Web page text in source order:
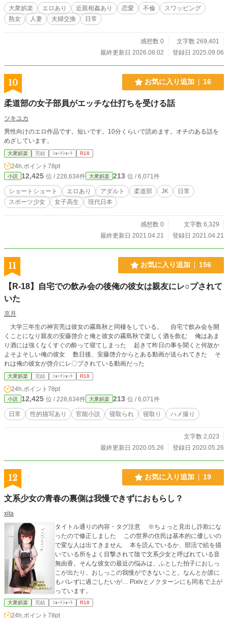
であり、獣なのだ。 それでは、わたしの官能小説を お楽しみ
下さい。
大衆娯楽 エロあり 近親相姦あり 恋愛 不倫
スワッピング
熟女
人妻 夫婦交換 日常
感想数 0
文字数 269,401
最終更新日 2026.08.02
登録日 2025.09.06
10 お気に入り追加 16
柔道部の女子部員がエッチな仕打ちを受ける話
ツキユカ
男性向けのエロ作品です。短いです。10分くらいで読めます。オチのある話を
めざしています。
大衆娯楽 完結 ｼｮｰﾄｼｮｰﾄ R18
24h.ポイント 78pt
小説 12,425 位 / 228,634件 大衆娯楽 213 位 / 6,071件
ショートショート エロあり アダルト 柔道部 JK
日常
スポーツ少女
女子高生 現代日本
感想数 0
文字数 6,329
最終更新日 2021.04.21
登録日 2021.04.21
11 お気に入り追加 156
【R-18】自宅での飲み会の後俺の彼女は親友にレ○プされて
いた
京月
大学三年生の神宮亮は彼女の霧島秋と同棲をしている。 自宅で飲み会を開
くことになり親友の安藤啓介と俺と彼女の霧島秋で楽しく酒を飲む 俺はあま
り酒には強くなくすぐの酔って寝てしまった 起きて昨日の事を聞くと何故か
よそよそしい俺の彼女 数日後、安藤啓介からとある動画が送られてきた そ
大衆娯楽 完結 ｼｮｰﾄｼｮｰﾄ R18
24h.ポイント 78pt
小説 12,425 位 / 228,634件 大衆娯楽 213 位 / 6,071件
日常 性的描写あり 官能小説 寝取られ 寝取り ハメ撮り
文字数 2,023
最終更新日 2020.05.26
登録日 2020.05.26
12 お気に入り追加 19
文系少女の青春の裏側は我慢できずにおもらし？
xita
タイトル通りの内容・タグ注意 ※ちょっと見出し詐欺にな
ったので修正しました この世界の住民は基本的に優しいの
で変な人は出てきません 本を読んでいるか、部活で絵を描
いている所をよく目撃されて陰で文系少女と呼ばれている音
無由香。そんな彼女の最近の悩みは、ふとした拍子におしっ
こが出たり、おしっこの我慢ができないこと。なんとか誰に
もバレずに過ごしたいが… Pixivとノクターンにも同名で上が
っています。
大衆娯楽 完結 ｼｮｰﾄｼｮｰﾄ R18
24h.ポイント 78pt